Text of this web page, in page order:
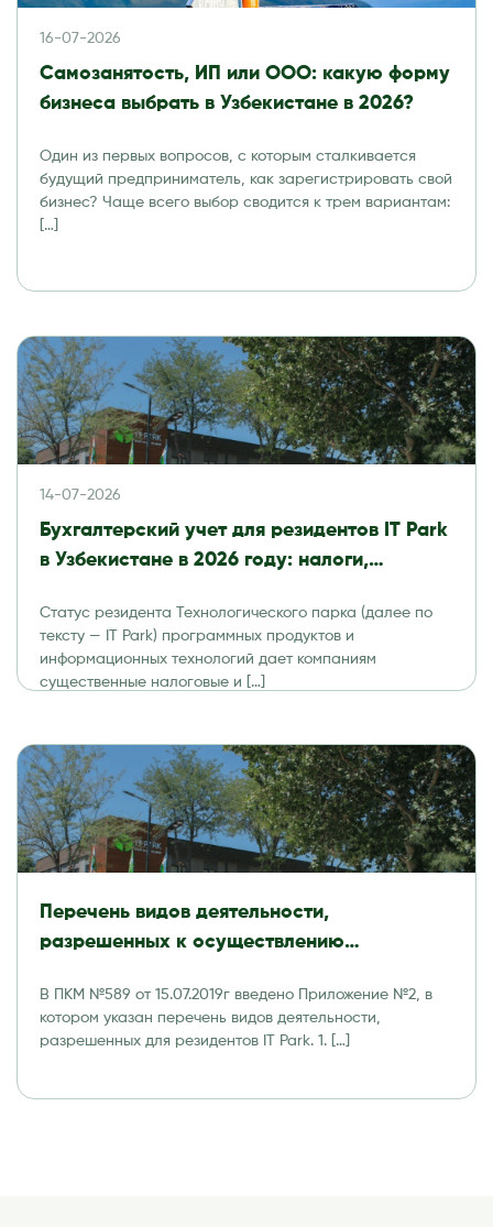
16-07-2026
Самозанятость, ИП или ООО: какую форму
бизнеса выбрать в Узбекистане в 2026?
Один из первых вопросов, с которым сталкивается
будущий предприниматель, как зарегистрировать свой
бизнес? Чаще всего выбор сводится к трем вариантам:
[…]
14-07-2026
Бухгалтерский учет для резидентов IT Park
в Узбекистане в 2026 году: налоги,
Статус резидента Технологического парка (далее по
тексту — IT Park) программных продуктов и
информационных технологий дает компаниям
существенные налоговые и […]
Перечень видов деятельности,
разрешенных к осуществлению
программных продуктов и
информационных технологий (IT Park)
В ПКМ №589 от 15.07.2019г введено Приложение №2, в
котором указан перечень видов деятельности,
разрешенных для резидентов IT Park. 1. […]